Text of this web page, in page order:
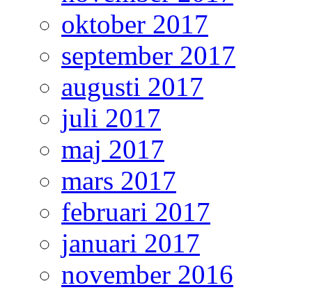
oktober 2017
september 2017
augusti 2017
juli 2017
maj 2017
mars 2017
februari 2017
januari 2017
november 2016